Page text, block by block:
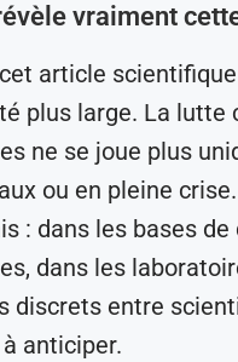
vraiment
article
plus large. La lutte
ne se joue plus
ou en pleine
: dans les bases de
dans les
discrets entre
anticiper.